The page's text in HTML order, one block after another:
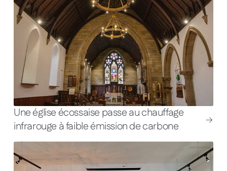
Une église écossaise passe au chauffage
infrarouge à faible émission de carbone